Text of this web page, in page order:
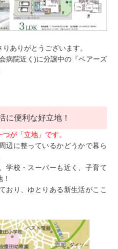
ありがとうございます。
病院近く)に分譲中の『ベアーズ
に便利な好立地！
が「立地」です。
辺に整っているかどうかで暮ら
学校・スーパーも近く、子育て
おり、ゆとりある新生活がここ